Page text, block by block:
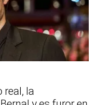
real, la